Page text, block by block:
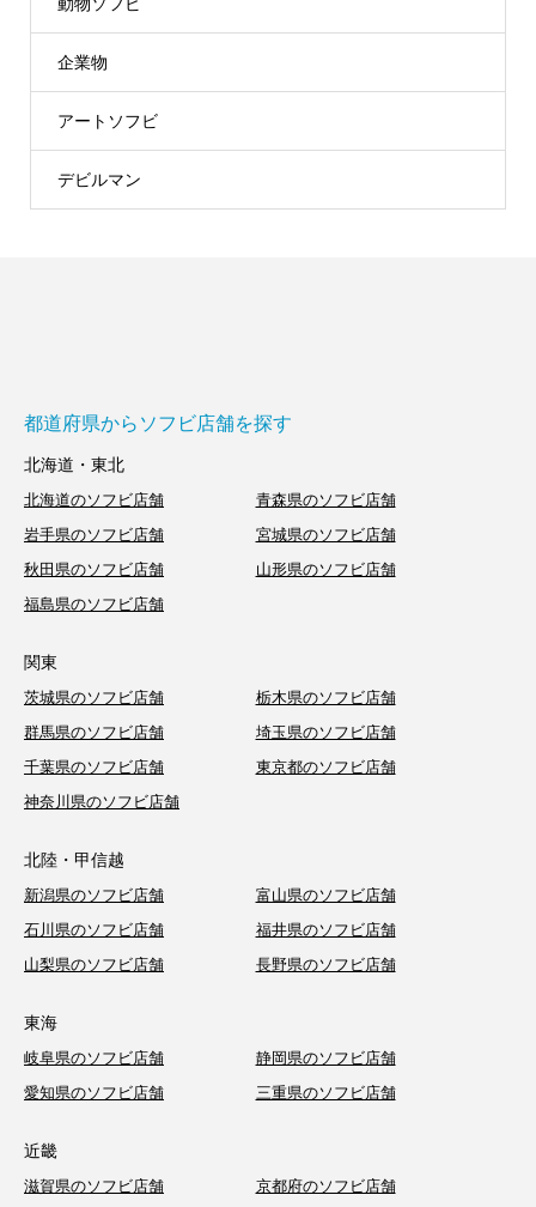
企業物
アートソフビ
デビルマン
都道府県からソフビ店舗を探す
北海道・東北
北海道のソフビ店舗
青森県のソフビ店舗
岩手県のソフビ店舗
宮城県のソフビ店舗
秋田県のソフビ店舗
山形県のソフビ店舗
福島県のソフビ店舗
関東
茨城県のソフビ店舗
栃木県のソフビ店舗
群馬県のソフビ店舗
埼玉県のソフビ店舗
千葉県のソフビ店舗
東京都のソフビ店舗
神奈川県のソフビ店舗
北陸・甲信越
新潟県のソフビ店舗
富山県のソフビ店舗
石川県のソフビ店舗
福井県のソフビ店舗
山梨県のソフビ店舗
長野県のソフビ店舗
東海
岐阜県のソフビ店舗
静岡県のソフビ店舗
愛知県のソフビ店舗
三重県のソフビ店舗
近畿
滋賀県のソフビ店舗
京都府のソフビ店舗